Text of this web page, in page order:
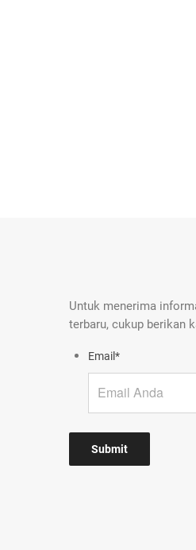
Untuk menerima
terbaru, cukup berikan
Email*